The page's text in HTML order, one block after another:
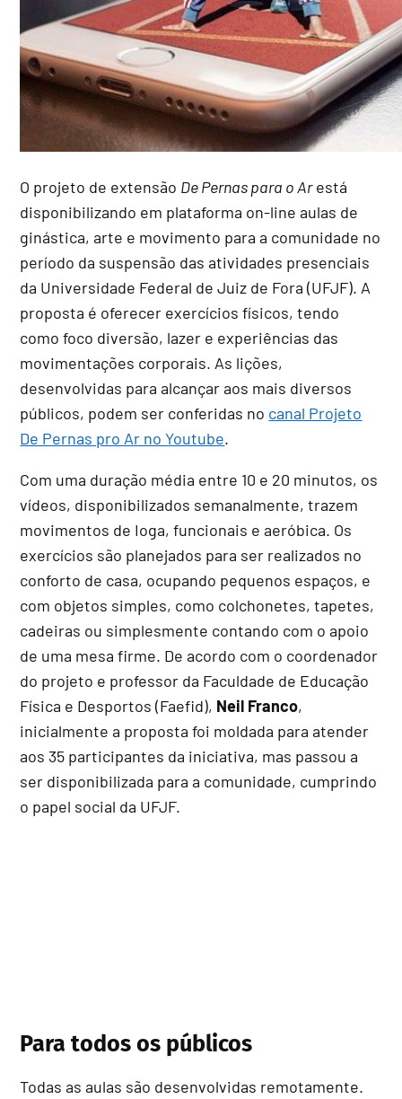
O projeto de extensão De Pernas para o Arestá
disponibilizando em plataforma on-line aulas de
ginástica, arte e movimento para a comunidade no
período da suspensão das atividades presenciais
da Universidade Federal de Juiz de Fora (UFJF). A
proposta é oferecer exercícios físicos, tendo
como foco diversão, lazer e experiências das
movimentações corporais. As lições,
desenvolvidas para alcançar aos mais diversos
públicos, podem ser conferidas no canal Projeto
De Pernas pro Ar no Youtube.
Com uma duração média entre 10 e 20 minutos, os
vídeos, disponibilizados semanalmente, trazem
movimentos de Ioga, funcionais e aeróbica. Os
exercícios são planejados para ser realizados no
conforto de casa, ocupando pequenos espaços, e
com objetos simples, como colchonetes, tapetes,
cadeiras ou simplesmente contando com o apoio
de uma mesa firme. De acordo com o coordenador
do projeto e professor da Faculdade de Educação
Física e Desportos (Faefid), Neil Franco,
inicialmente a proposta foi moldada para atender
aos 35 participantes da iniciativa, mas passou a
ser disponibilizada para a comunidade, cumprindo
o papel social da UFJF.
Para todos os públicos
Todas as aulas são desenvolvidas remotamente.